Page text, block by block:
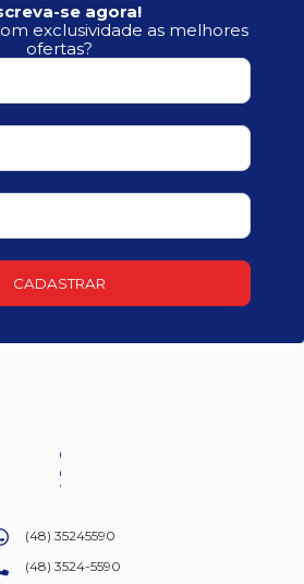
se agora!
exclusividade as melhores
ofertas?
CADASTRAR
(48) 35245590
(48) 3524-5590